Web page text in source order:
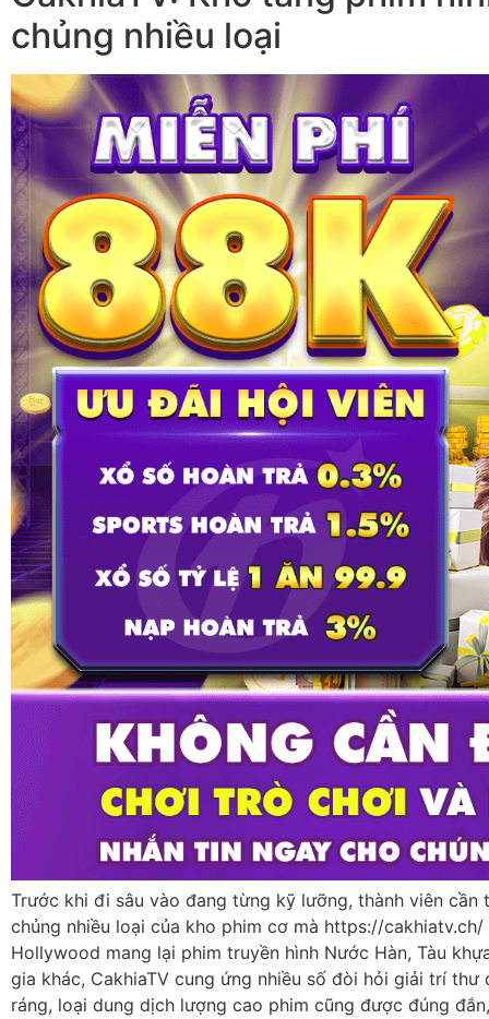
chủng nhiều loại
Trước khi đi sâu vào đang từng kỹ lưỡng, thành viên cần
chủng nhiều loại của kho phim cơ mà https://
Hollywood mang lại phim truyền hình Nước Hàn, Tàu
gia khác, CakhiaTV cung ứng nhiều số đòi hỏi giải trí
ráng, loại dung dịch lượng cao phim cũng được đúng